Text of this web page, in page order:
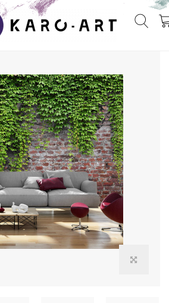
met klimop, premium print vliesbehang